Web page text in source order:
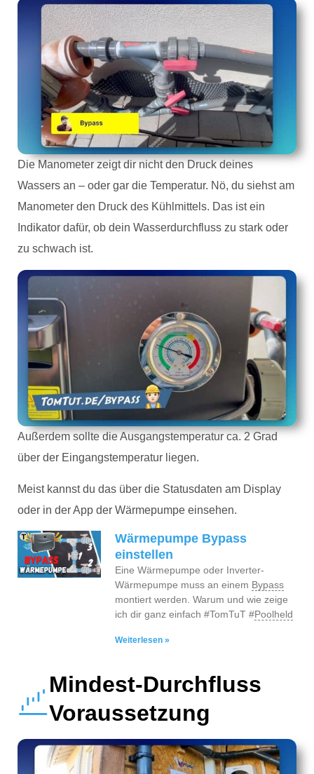
Die Manometer zeigt dir nicht den Druck deines
Wassers an – oder gar die Temperatur. Nö, du siehst am
Manometer den Druck des Kühlmittels. Das ist ein
Indikator dafür, ob dein Wasserdurchfluss zu stark oder
zu schwach ist.
Außerdem sollte die Ausgangstemperatur ca. 2 Grad
über der Eingangstemperatur liegen.
Meist kannst du das über die Statusdaten am Display
oder in der App der Wärmepumpe einsehen.
Wärmepumpe Bypass
einstellen
Eine Wärmepumpe oder Inverter-
Wärmepumpe muss an einem Bypass
montiert werden. Warum und wie zeige
ich dir ganz einfach #TomTuT #Poolheld
Weiterlesen »
Mindest-Durchfluss
Voraussetzung